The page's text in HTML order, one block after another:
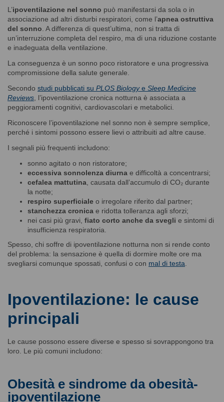
L’ipoventilazione nel sonno può manifestarsi da sola o in
associazione ad altri disturbi respiratori, come l’apnea ostruttiva
del sonno . A differenza di quest’ultima, non si tratta di
un’interruzione completa del respiro, ma di una riduzione costante
e inadeguata della ventilazione.
La conseguenza è un sonno poco ristoratore e una progressiva
compromissione della salute generale.
Secondo studi pubblicati su PLOS Biologye Sleep Medicine
Reviews , l’ipoventilazione cronica notturna è associata a
peggioramenti cognitivi, cardiovascolari e metabolici.
Riconoscere l’ipoventilazione nel sonno non è sempre semplice,
perché i sintomi possono essere lievi o attribuiti ad altre cause.
I segnali più frequenti includono:
sonno agitato o non ristoratore;
eccessiva sonnolenza diurna e difficoltà a concentrarsi;
cefalea mattutina , causata dall’accumulo di CO₂ durante
la notte;
respiro superficiale o irregolare riferito dal partner;
stanchezza cronica e ridotta tolleranza agli sforzi;
nei casi più gravi, fiato corto anche da svegli e sintomi di
insufficienza respiratoria.
Spesso, chi soffre di ipoventilazione notturna non si rende conto
del problema: la sensazione è quella di dormire molte ore ma
svegliarsi comunque spossati, confusi o con mal di testa
Ipoventilazione: le cause
principali
Le cause possono essere diverse e spesso si sovrappongono tra
loro. Le più comuni includono:
Obesità e sindrome da obesità-
ipoventilazione